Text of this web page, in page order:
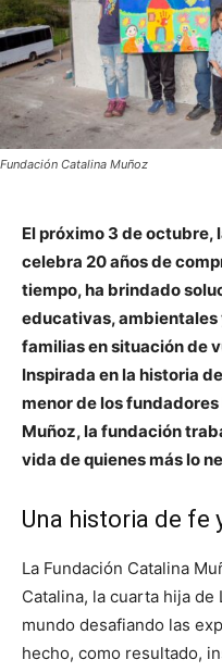
Fundación Catalina Muñoz
El próximo 3 de octubre,
celebra 20 años de
tiempo, ha brindado
educativas, ambientales
familias en situación de
Inspirada en la historia
menor de los
Muñoz, la fundación
vida de quienes más lo
Una historia de fe
La Fundación Catalina
Catalina, la cuarta hija de
mundo desafiando las
hecho, como resultado,